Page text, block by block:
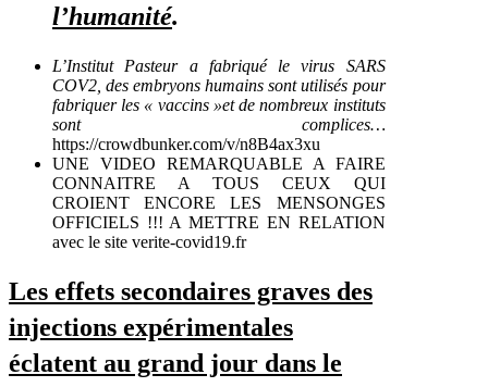
l’humanité.
L’Institut Pasteur a fabriqué le virus SARS
COV2, des embryons humains sont utilisés pour
fabriquer les « vaccins »et de nombreux instituts
sont complices…
https://crowdbunker.com/v/n8B4ax3xu
UNE VIDEO REMARQUABLE A FAIRE
CONNAITRE A TOUS CEUX QUI
CROIENT ENCORE LES MENSONGES
OFFICIELS !!! A METTRE EN RELATION
avec le site verite-covid19.fr
Les effets secondaires graves des
injections expérimentales
éclatent au grand jour dans le